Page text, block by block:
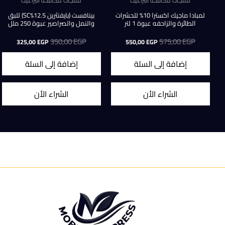
لمبادا ماجيك اكسترا 10% للحشرات
الطائرة والزاحفه عبوة 1 لتر
575,00EGP السعر
الأصلي
هو:
575,00 EGP.
550,00EGP السعر
الحالي
هو:
إضافة إلى السلة
الشراء الأن
بينافست (بايفنثرين 12.5%SC) للبق
والنمل والصراصير عبوة 250 ملل
350,00EGP السعر
الأصلي
هو:
350,00 EGP.
325,00EGP السعر
الحالي
هو:
إضافة إلى السلة
الشراء الأن